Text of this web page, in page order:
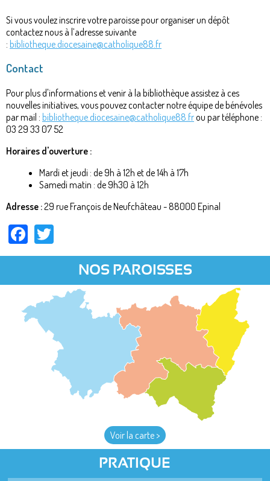
Si vous voulez inscrire votre paroisse pour organiser un dépôt
contactez nous à l’adresse suivante
: bibliotheque.diocesaine@catholique88.fr
Contact
Pour plus d'informations et venir à la bibliothèque assistez à ces
nouvelles initiatives, vous pouvez contacter notre équipe de bénévoles
par mail : bibliotheque.diocesaine@catholique88.frou par téléphone :
03 29 33 07 52
Horaires d'ouverture :
Mardi et jeudi : de 9h à 12h et de 14h à 17h
Samedi matin : de 9h30 à 12h
Adresse :29 rue François de Neufchâteau - 88000 Epinal
Facebook
NOS PAROISSES
Voir la carte >
PRATIQUE